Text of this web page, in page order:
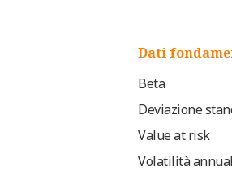
Dati
Beta
Deviazione
Value at risk
Volatilità